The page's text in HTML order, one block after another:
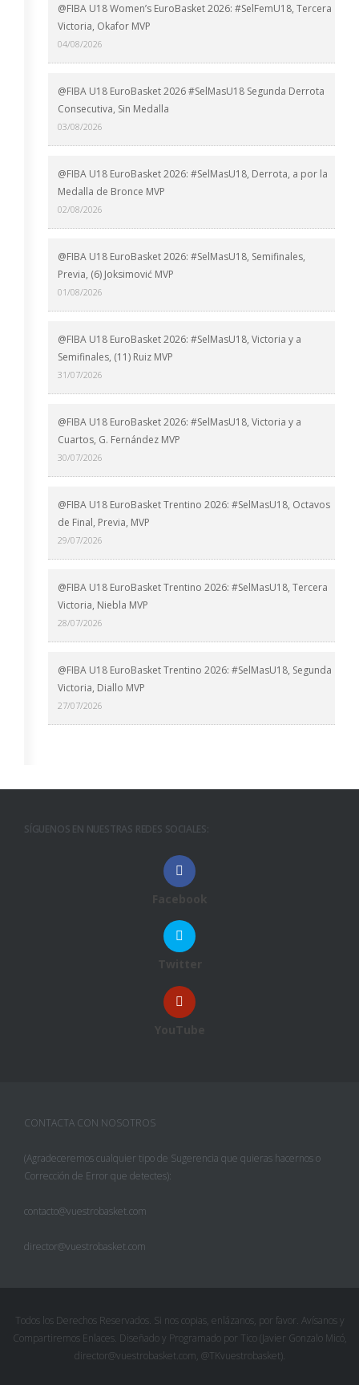
@FIBA U18 Women’s EuroBasket 2026: #SelFemU18, Tercera
Victoria, Okafor MVP
04/08/2026
@FIBA U18 EuroBasket 2026 #SelMasU18 Segunda Derrota
Consecutiva, Sin Medalla
03/08/2026
@FIBA U18 EuroBasket 2026: #SelMasU18, Derrota, a por la
Medalla de Bronce MVP
02/08/2026
@FIBA U18 EuroBasket 2026: #SelMasU18, Semifinales,
Previa, (6) Joksimović MVP
01/08/2026
@FIBA U18 EuroBasket 2026: #SelMasU18, Victoria y a
Semifinales, (11) Ruiz MVP
31/07/2026
@FIBA U18 EuroBasket 2026: #SelMasU18, Victoria y a
Cuartos, G. Fernández MVP
30/07/2026
@FIBA U18 EuroBasket Trentino 2026: #SelMasU18, Octavos
de Final, Previa, MVP
29/07/2026
@FIBA U18 EuroBasket Trentino 2026: #SelMasU18, Tercera
Victoria, Niebla MVP
28/07/2026
@FIBA U18 EuroBasket Trentino 2026: #SelMasU18, Segunda
Victoria, Diallo MVP
27/07/2026
SÍGUENOS EN NUESTRAS REDES SOCIALES:
Facebook
Twitter
YouTube
CONTACTA CON NOSOTROS
(Agradeceremos cualquier tipo de Sugerencia que quieras hacernos o
Corrección de Error que detectes):
contacto@vuestrobasket.com
director@vuestrobasket.com
Todos los Derechos Reservados. Si nos copias, enlázanos, por favor. Avísanos y
Compartiremos Enlaces. Diseñado y Programado por Tico (Javier Gonzalo Micó,
director@vuestrobasket.com, @TKvuestrobasket).